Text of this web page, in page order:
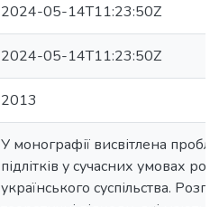
2024-05-14T11:23:50Z
2024-05-14T11:23:50Z
2013
У монографії висвітлена
підлітків у сучасних умовах
українського суспільства.